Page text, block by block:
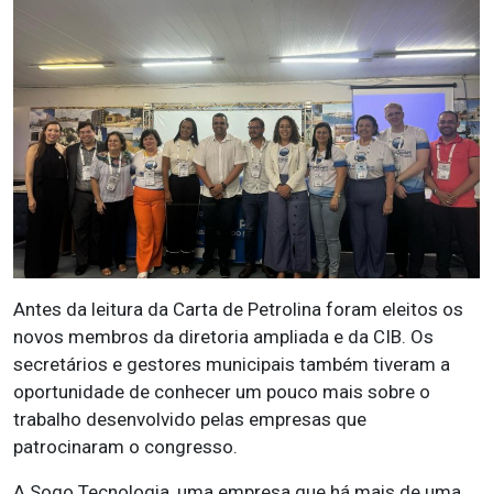
Antes da leitura da Carta de Petrolina foram eleitos os
novos membros da diretoria ampliada e da CIB. Os
secretários e gestores municipais também tiveram a
oportunidade de conhecer um pouco mais sobre o
trabalho desenvolvido pelas empresas que
patrocinaram o congresso.